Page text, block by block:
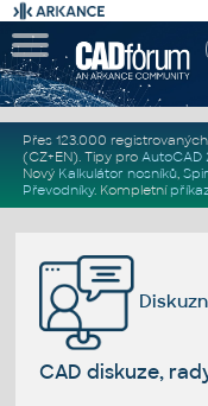
Přes 123.000
(CZ+EN). Tipy pro AutoCAD
Nový Kalkulátor nosníků,
Převodníky. Kompletní
CAD diskuze,